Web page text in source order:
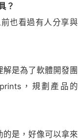
？
也看過有人分享與
是為了軟體開發團
，規劃產品的
是，好像可以拿來